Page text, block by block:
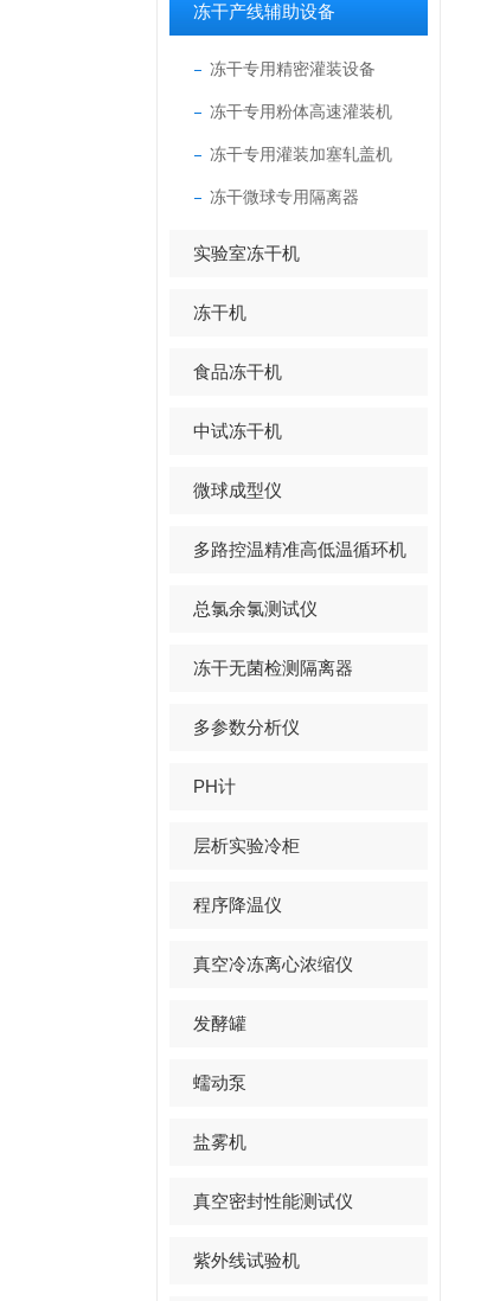
冻干产线辅助设备
冻干专用精密灌装设备
冻干专用粉体高速灌装机
冻干专用灌装加塞轧盖机
冻干微球专用隔离器
实验室冻干机
冻干机
食品冻干机
中试冻干机
微球成型仪
多路控温精准高低温循环机
总氯余氯测试仪
冻干无菌检测隔离器
多参数分析仪
PH计
层析实验冷柜
程序降温仪
真空冷冻离心浓缩仪
发酵罐
蠕动泵
盐雾机
真空密封性能测试仪
紫外线试验机